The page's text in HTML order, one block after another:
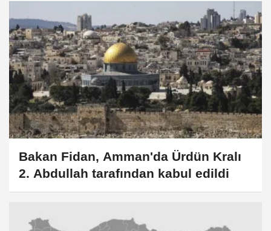
Bakan Fidan, Amman'da Ürdün Kralı
2. Abdullah tarafından kabul edildi